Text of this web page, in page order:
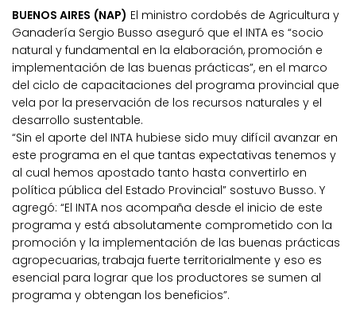
BUENOS AIRES (NAP) El ministro cordobés de Agricultura y
Ganadería Sergio Busso aseguró que el INTA es “socio
natural y fundamental en la elaboración, promoción e
implementación de las buenas prácticas”, en el marco
del ciclo de capacitaciones del programa provincial que
vela por la preservación de los recursos naturales y el
desarrollo sustentable.
“Sin el aporte del INTA hubiese sido muy difícil avanzar en
este programa en el que tantas expectativas tenemos y
al cual hemos apostado tanto hasta convertirlo en
política pública del Estado Provincial” sostuvo Busso. Y
agregó: “El INTA nos acompaña desde el inicio de este
programa y está absolutamente comprometido con la
promoción y la implementación de las buenas prácticas
agropecuarias, trabaja fuerte territorialmente y eso es
esencial para lograr que los productores se sumen al
programa y obtengan los beneficios”.